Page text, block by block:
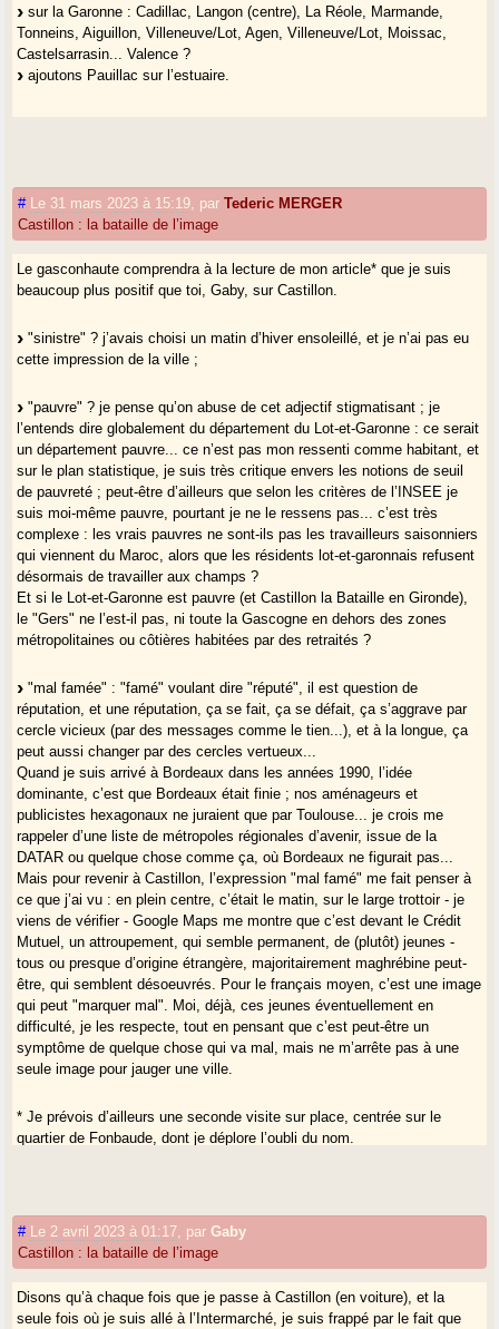
sur la Garonne : Cadillac, Langon (centre), La Réole, Marmande,
Tonneins, Aiguillon, Villeneuve/Lot, Agen, Villeneuve/Lot, Moissac,
Castelsarrasin... Valence ?
ajoutons Pauillac sur l’estuaire.
# Le 31 mars 2023 à 15:19 parTederic MERGER
Castillon : la bataille de l’image
Le gasconhaute comprendra à la lecture de mon article* que je suis
beaucoup plus positif que toi, Gaby, sur Castillon.
"sinistre" ? j’avais choisi un matin d’hiver ensoleillé, et je n’ai pas eu
cette impression de la ville ;
"pauvre" ? je pense qu’on abuse de cet adjectif stigmatisant ; je
l’entends dire globalement du département du Lot-et-Garonne : ce serait
un département pauvre... ce n’est pas mon ressenti comme habitant, et
sur le plan statistique, je suis très critique envers les notions de seuil
de pauvreté ; peut-être d’ailleurs que selon les critères de l’INSEE je
suis moi-même pauvre, pourtant je ne le ressens pas... c’est très
complexe : les vrais pauvres ne sont-ils pas les travailleurs saisonniers
qui viennent du Maroc, alors que les résidents lot-et-garonnais refusent
désormais de travailler aux champs ?
Et si le Lot-et-Garonne est pauvre (et Castillon la Bataille en Gironde),
le "Gers" ne l’est-il pas, ni toute la Gascogne en dehors des zones
métropolitaines ou côtières habitées par des retraités ?
"mal famée" : "famé" voulant dire "réputé", il est question de
réputation, et une réputation, ça se fait, ça se défait, ça s’aggrave par
cercle vicieux (par des messages comme le tien...), et à la longue, ça
peut aussi changer par des cercles vertueux...
Quand je suis arrivé à Bordeaux dans les années 1990, l’idée
dominante, c’est que Bordeaux était finie ; nos aménageurs et
publicistes hexagonaux ne juraient que par Toulouse... je crois me
rappeler d’une liste de métropoles régionales d’avenir, issue de la
DATAR ou quelque chose comme ça, où Bordeaux ne figurait pas...
Mais pour revenir à Castillon, l’expression "mal famé" me fait penser à
ce que j’ai vu : en plein centre, c’était le matin, sur le large trottoir - je
viens de vérifier - Google Maps me montre que c’est devant le Crédit
Mutuel, un attroupement, qui semble permanent, de (plutôt) jeunes -
tous ou presque d’origine étrangère, majoritairement maghrébine peut-
être, qui semblent désoeuvrés. Pour le français moyen, c’est une image
qui peut "marquer mal". Moi, déjà, ces jeunes éventuellement en
difficulté, je les respecte, tout en pensant que c’est peut-être un
symptôme de quelque chose qui va mal, mais ne m’arrête pas à une
seule image pour jauger une ville.
* Je prévois d’ailleurs une seconde visite sur place, centrée sur le
quartier de Fonbaude, dont je déplore l’oubli du nom.
# Le 2 avril 2023 à 01:17 parGaby
Castillon : la bataille de l’image
Disons qu’à chaque fois que je passe à Castillon (en voiture), et la
seule fois où je suis allé à l’Intermarché, je suis frappé par le fait que